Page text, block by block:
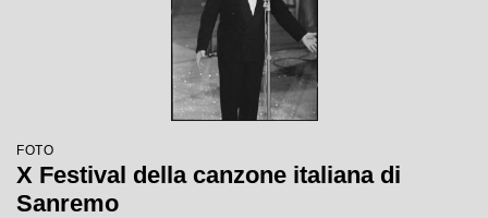
FOTO
X Festival della canzone italiana di
Sanremo